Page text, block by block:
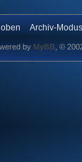
Archiv-Modus
by MyBB , ©